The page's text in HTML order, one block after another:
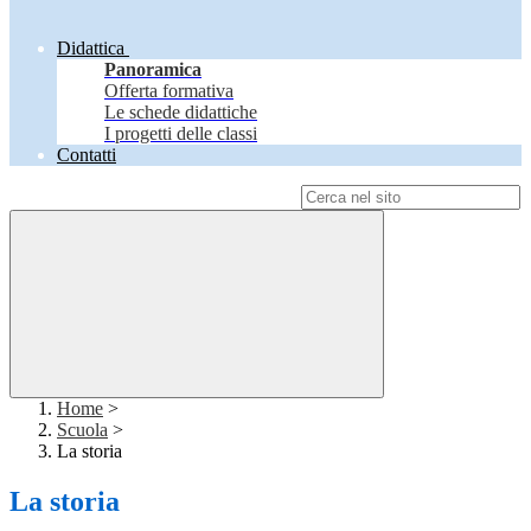
Didattica
Panoramica
Offerta formativa
Le schede didattiche
I progetti delle classi
Contatti
Home >
Scuola >
La storia
La storia